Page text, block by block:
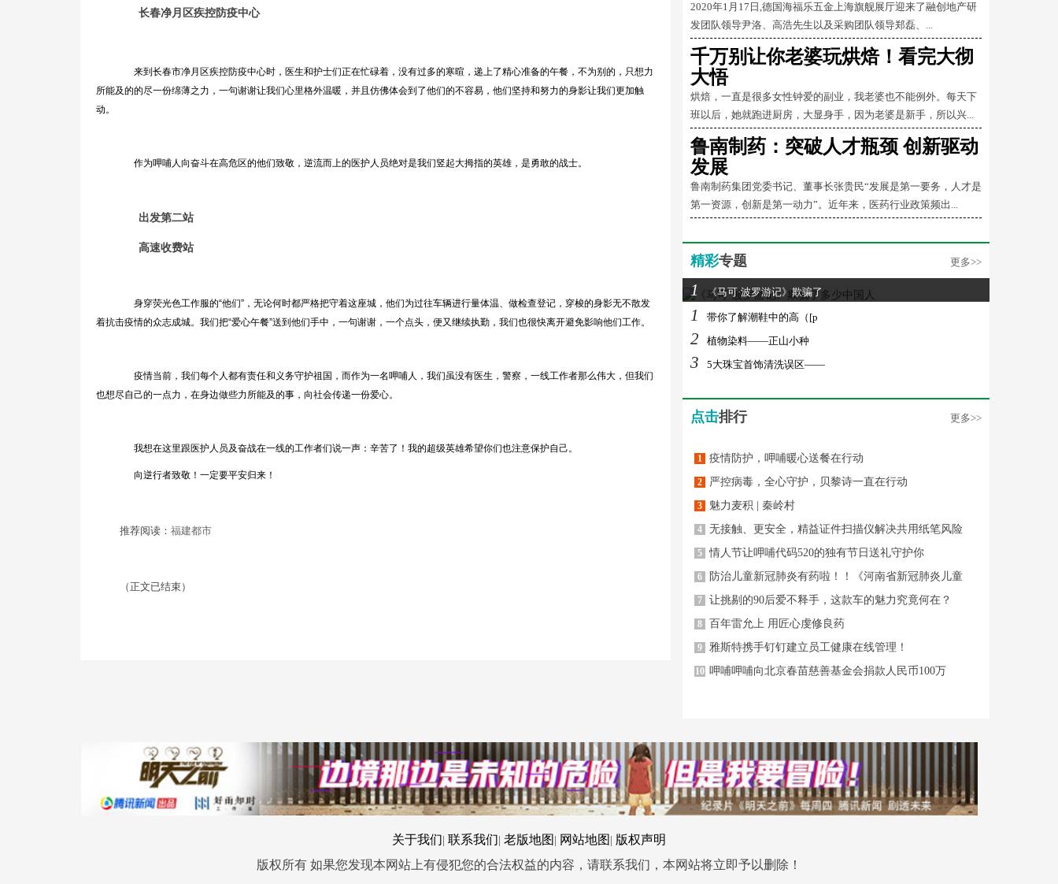
长春净月区疾控防疫中心
来到长春市净月区疾控防疫中心时，医生和护士们正在忙碌着，没有过多的寒暄，递上了精心准备的午餐，不为别的，只想力
所能及的的尽一份绵薄之力，一句谢谢让我们心里格外温暖，并且仿佛体会到了他们的不容易，他们坚持和努力的身影让我们更加触
动。
作为呷哺人向奋斗在高危区的他们致敬，逆流而上的医护人员绝对是我们竖起大拇指的英雄，是勇敢的战士。
出发第二站
高速收费站
身穿荧光色工作服的“他们”，无论何时都严格把守着这座城，他们为过往车辆进行量体温、做检查登记，穿梭的身影无不散发
着抗击疫情的众志成城。我们把“爱心午餐”送到他们手中，一句谢谢，一个点头，便又继续执勤，我们也很快离开避免影响他们工作。
疫情当前，我们每个人都有责任和义务守护祖国，而作为一名呷哺人，我们虽没有医生，警察，一线工作者那么伟大，但我们
也想尽自己的一点力，在身边做些力所能及的事，向社会传递一份爱心。
我想在这里跟医护人员及奋战在一线的工作者们说一声：辛苦了！我的超级英雄希望你们也注意保护自己。
向逆行者致敬！一定要平安归来！
推荐阅读： 福建都市
（正文已结束）
2020年1月17日,德国海福乐五金上海旗舰展厅迎来了融创地产研
发团队领导尹洛、高浩先生以及采购团队领导郑磊、...
千万别让你老婆玩烘焙！看完大彻
大悟
烘焙，一直是很多女性钟爱的副业，我老婆也不能例外。每天下
班以后，她就跑进厨房，大显身手，因为老婆是新手，所以兴...
鲁南制药：突破人才瓶颈 创新驱动
发展
鲁南制药集团党委书记、董事长张贵民“发展是第一要务，人才是
第一资源，创新是第一动力”。近年来，医药行业政策频出...
精彩专题 更多>>
1 《马可·波罗游记》欺骗了
1 带你了解潮鞋中的高（[p
2 植物染料——正山小种
3 5大珠宝首饰清洗误区——
点击排行 更多>>
1 疫情防护，呷哺暖心送餐在行动
2 严控病毒，全心守护，贝黎诗一直在行动
3 魅力麦积 | 秦岭村
4 无接触、更安全，精益证件扫描仪解决共用纸笔风险
5 情人节让呷哺代码520的独有节日送礼守护你
6 防治儿童新冠肺炎有药啦！！《河南省新冠肺炎儿童
7 让挑剔的90后爱不释手，这款车的魅力究竟何在？
8 百年雷允上 用匠心虔修良药
9 雅斯特携手钉钉建立员工健康在线管理！
10 呷哺呷哺向北京春苗慈善基金会捐款人民币100万
关于我们 联系我们 老版地图 网站地图
版权声明
版权所有 如果您发现本网站上有侵犯您的合法权益的内容，请联系我们，本网站将立即予以删除！